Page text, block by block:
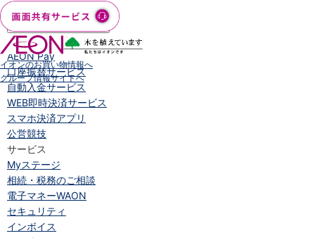
AEON Pay
支払・入金・サービス
支払・入金TOP
AEON Pay
口座振替サービス
自動入金サービス
WEB即時決済サービス
スマホ決済アプリ
公営競技
サービス
Myステージ
相続・税務のご相談
電子マネーWAON
セキュリティ
インボイス
イオンのお買い物情報へ
グループ情報サイトへ